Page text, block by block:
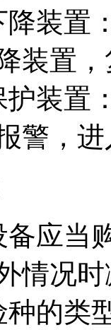
降装
装置
护装
警，
备应
情况
种的